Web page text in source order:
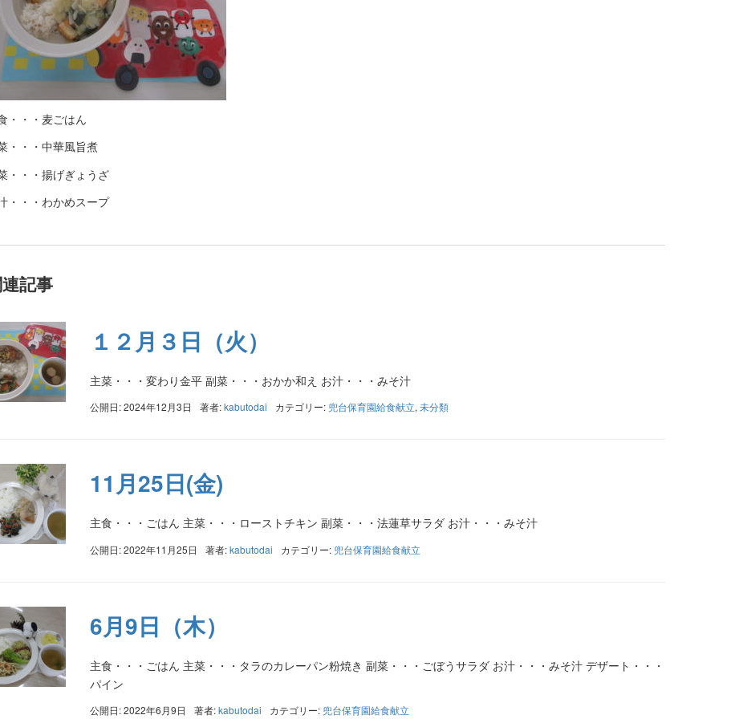
・・・麦ごはん
・・・中華風旨煮
・・・揚げぎょうざ
・・・わかめスープ
記事
１２月３日（火）
主菜・・・変わり金平 副菜・・・おかか和え お汁・・・みそ汁
公開日: 2024年12月3日 著者:kabutodai カテゴリー: 兜台保育園給食献立, 未分類
11月25日(金)
主食・・・ごはん 主菜・・・ローストチキン 副菜・・・法蓮草サラダ お汁・・・みそ汁
公開日: 2022年11月25日 著者:kabutodai カテゴリー: 兜台保育園給食献立
6月9日（木）
主食・・・ごはん 主菜・・・タラのカレーパン粉焼き 副菜・・・ごぼうサラダ お汁・・・みそ汁 デザート・・・
パイン
公開日: 2022年6月9日 著者:kabutodai カテゴリー: 兜台保育園給食献立